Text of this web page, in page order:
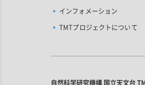
インフォメーション
TMTプロジェクトについて
自然科学研究機構 国立天文台